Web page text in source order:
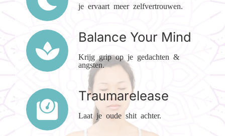
je ervaart meer zelfvertrouwen.
Balance Your Mind
Krijg grip op je gedachten &
angsten.
Traumarelease
Laat je oude shit achter.